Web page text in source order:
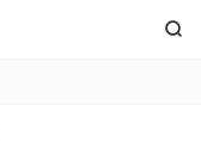
